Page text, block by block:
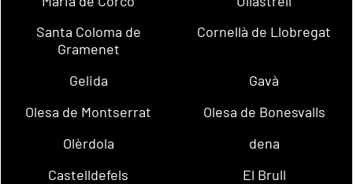
Santa Coloma de
Gramenet
Cornellà de Llobregat
Gelida
Gavà
Olesa de Montserrat
Olesa de Bonesvalls
Olèrdola
dena
Castelldefels
El Brull